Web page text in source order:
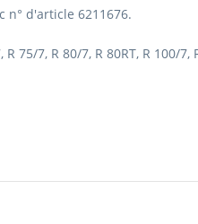
n° d'article 6211676.
7, R 80/7, R 80RT, R 100/7,